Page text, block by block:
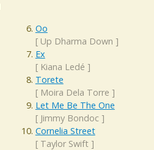
Oo
[ Up Dharma Down ]
Ex
[ Kiana Ledé ]
Torete
[ Moira Dela Torre ]
Let Me Be The One
[ Jimmy Bondoc ]
Cornelia Street
[ Taylor Swift]